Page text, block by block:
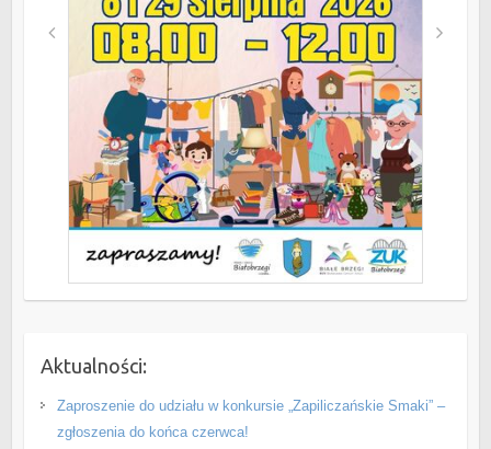
Aktualności:
Zaproszenie do udziału w konkursie „Zapiliczańskie Smaki” –
zgłoszenia do końca czerwca!